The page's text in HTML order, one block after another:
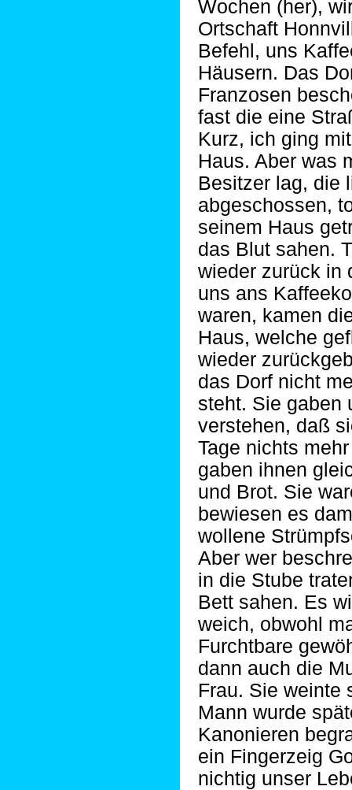
Wochen (her),
Ortschaft
Befehl, uns
Häusern. Das
Franzosen
fast die eine
Kurz, ich ging
Haus. Aber was
Besitzer lag, die
abgeschossen,
seinem Haus
das Blut sahen.
wieder zurück in
uns ans
waren, kamen
Haus, welche
wieder
das Dorf nicht
steht. Sie gaben
verstehen, daß
Tage nichts
gaben ihnen
und Brot. Sie
bewiesen es
wollene
Aber wer
in die Stube
Bett sahen. Es
weich, obwohl
Furchtbare
dann auch die
Frau. Sie weinte
Mann wurde
Kanonieren
ein Fingerzeig
nichtig unser